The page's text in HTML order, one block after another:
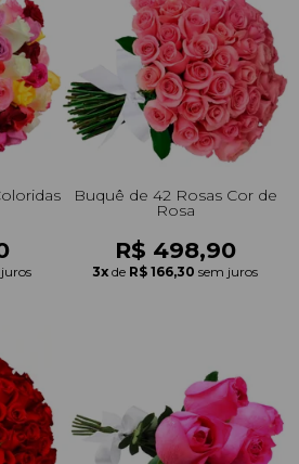
Buquê de 42 Rosas Cor de
Rosa
R$ 498,90
3x de R$ 166,30 sem juros